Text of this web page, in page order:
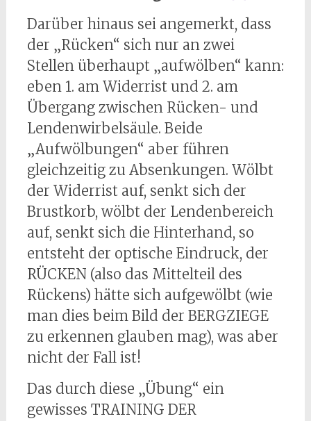
Darüber hinaus sei angemerkt, dass
der „Rücken“ sich nur an zwei
Stellen überhaupt „aufwölben“ kann:
eben 1. am Widerrist und 2. am
Übergang zwischen Rücken- und
Lendenwirbelsäule. Beide
„Aufwölbungen“ aber führen
gleichzeitig zu Absenkungen. Wölbt
der Widerrist auf, senkt sich der
Brustkorb, wölbt der Lendenbereich
auf, senkt sich die Hinterhand, so
entsteht der optische Eindruck, der
RÜCKEN (also das Mittelteil des
Rückens) hätte sich aufgewölbt (wie
man dies beim Bild der BERGZIEGE
zu erkennen glauben mag), was aber
nicht der Fall ist!
Das durch diese „Übung“ ein
gewisses TRAINING DER